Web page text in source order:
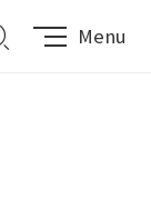
Menu